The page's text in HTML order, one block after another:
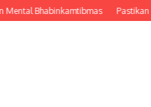
Bhabinkamtibmas Pastikan Stok